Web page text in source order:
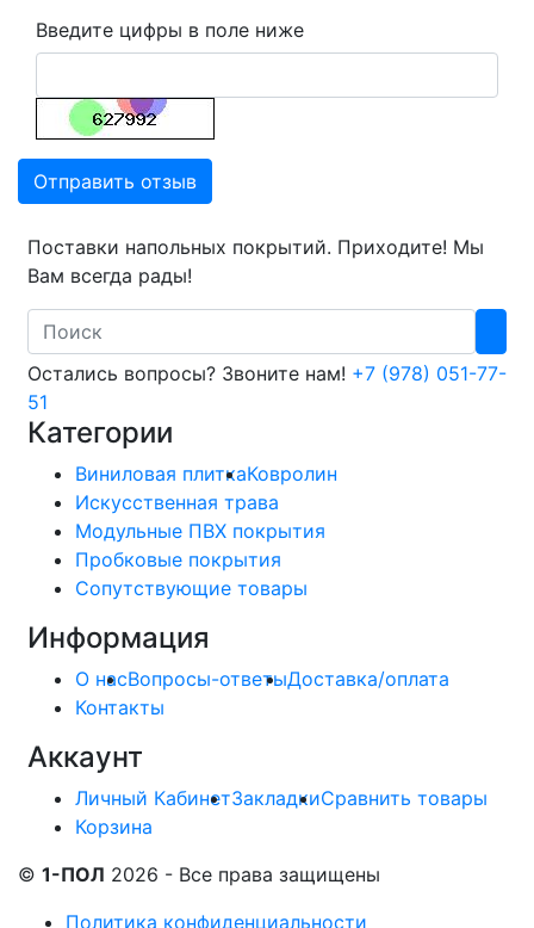
Введите цифры в поле ниже
Отправить отзыв
Поставки напольных покрытий. Приходите! Мы
Вам всегда рады!
Search
Остались вопросы? Звоните нам! +7 (978) 051-77-
51
Категории
Виниловая плиткаКовролин
Искусственная трава
Модульные ПВХ покрытия
Пробковые покрытия
Сопутствующие товары
Информация
О насВопросы-ответыДоставка/оплата
Контакты
Аккаунт
Личный КабинетЗакладкиСравнить товары
Корзина
© 1-ПОЛ 2026 - Все права защищены
Политика конфиденциальности